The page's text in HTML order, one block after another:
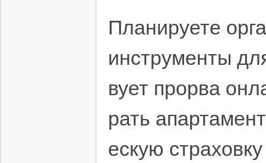
Планируете
инструменты
вует прорва
рать
ескую